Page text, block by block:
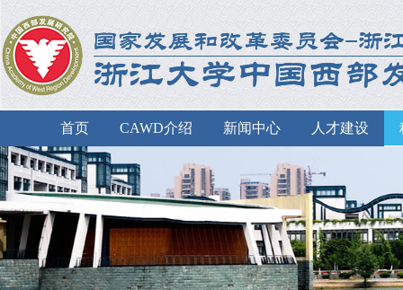
首页 CAWD介绍 新闻中心 人才建设